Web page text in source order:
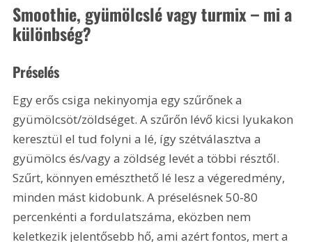
Smoothie, gyümölcslé vagy turmix – mi a
különbség?
Préselés
Egy erős csiga nekinyomja egy szűrőnek a
gyümölcsöt/zöldséget. A szűrőn lévő kicsi lyukakon
keresztül el tud folyni a lé, így szétválasztva a
gyümölcs és/vagy a zöldség levét a többi résztől.
Szűrt, könnyen emészthető lé lesz a végeredmény,
minden mást kidobunk. A préselésnek 50-80
percenkénti a fordulatszáma, eközben nem
keletkezik jelentősebb hő, ami azért fontos, mert a